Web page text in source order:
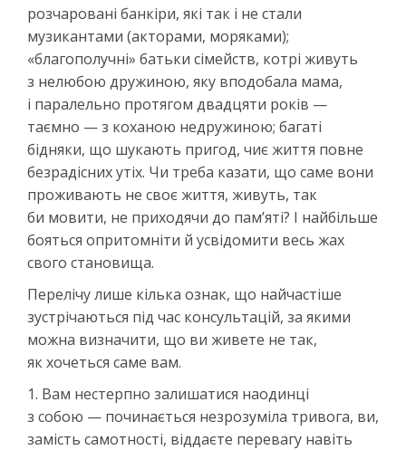
розчаровані банкіри, які так і не стали
музикантами (акторами, моряками);
«благополучні» батьки сімейств, котрі живуть
з нелюбою дружиною, яку вподобала мама,
і паралельно протягом двадцяти років —
таємно — з коханою недружиною; багаті
бідняки, що шукають пригод, чиє життя повне
безрадісних утіх. Чи треба казати, що саме вони
проживають не своє життя, живуть, так
би мовити, не приходячи до пам’яті? І найбільше
бояться опритомніти й усвідомити весь жах
свого становища.
Перелічу лише кілька ознак, що найчастіше
зустрічаються під час консультацій, за якими
можна визначити, що ви живете не так,
як хочеться саме вам.
1. Вам нестерпно залишатися наодинці
з собою — починається незрозуміла тривога, ви,
замість самотності, віддаєте перевагу навіть